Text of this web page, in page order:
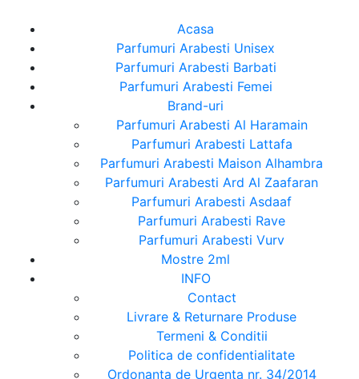
Acasa
Parfumuri Arabesti Unisex
Parfumuri Arabesti Barbati
Parfumuri Arabesti Femei
Brand-uri
Parfumuri Arabesti Al Haramain
Parfumuri Arabesti Lattafa
Parfumuri Arabesti Maison Alhambra
Parfumuri Arabesti Ard Al Zaafaran
Parfumuri Arabesti Asdaaf
Parfumuri Arabesti Rave
Parfumuri Arabesti Vurv
Mostre 2ml
INFO
Contact
Livrare & Returnare Produse
Termeni & Conditii
Politica de confidentialitate
Ordonanta de Urgenta nr. 34/2014